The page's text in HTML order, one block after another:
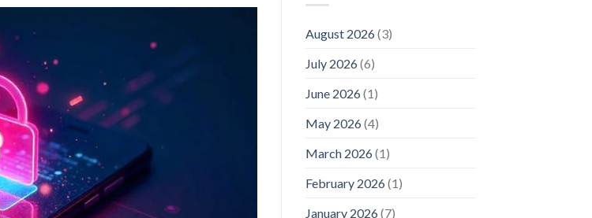
August 2026(3)
July 2026(6)
June 2026(1)
May 2026(4)
March 2026(1)
February 2026(1)
January 2026(7)